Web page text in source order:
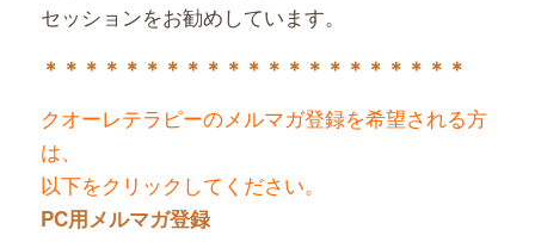
セッションをお勧めしています。
＊＊＊＊＊＊＊＊＊＊＊＊＊＊＊＊＊＊＊＊＊
クオーレテラピーのメルマガ登録を希望される方
は、
以下をクリックしてください。
PC用メルマガ登録